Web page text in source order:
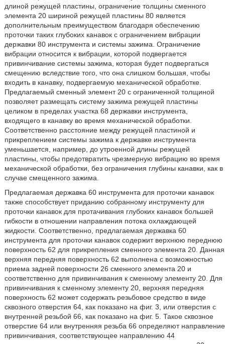
длиной режущей пластины, ограничение толщины сменного
элемента 20 шириной режущей пластины 80 является
дополнительным преимуществом благодаря обеспечению
проточки таких глубоких канавок с ограничением вибрации
державки 80 инструмента и системы зажима. Ограничение
вибрации относится к вибрации, которой подвергается
привинчивание системы зажима, которая будет подвергаться
смещению вследствие того, что она слишком большая, чтобы
входить в канавку, подвергаемую механической обработке.
Предлагаемый сменный элемент 20 с ограниченной толщиной
позволяет размещать систему зажима режущей пластины
целиком в пределах участка 68 державки инструмента,
входящего в канавку во время механической обработки.
Соответственно расстояние между режущей пластиной и
прикреплением системы зажима к державке инструмента
уменьшается, например, до утроенной длины режущей
пластины, чтобы предотвратить чрезмерную вибрацию во время
механической обработки, без ограничения глубины канавки, как в
случае смещенного зажима.
Предлагаемая державка 60 инструмента для проточки канавок
также способствует приданию собранному инструменту для
проточки канавок для протачивания глубоких канавок большей
гибкости в отношении направления потока охлаждающей
жидкости. Соответственно, предлагаемая державка 60
инструмента для проточки канавок содержит верхнюю переднюю
поверхность 62 для прикрепления сменного элемента 20. Данная
верхняя передняя поверхность 62 выполнена с возможностью
приема задней поверхности 26 сменного элемента 20 и
соответственно для привинчивания к сменному элементу 20. Для
привинчивания к сменному элементу 20, верхняя передняя
поверхность 62 может содержать резьбовое средство в виде
сквозного отверстия 64, как показано на фиг. 3, или отверстия с
внутренней резьбой 66, как показано на фиг. 5. Такое сквозное
отверстие 64 или внутренняя резьба 66 определяют направление
привинчивания, соответствующее направлению 44